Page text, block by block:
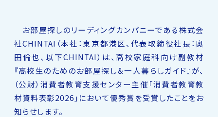
お部屋探しのリーディングカンパニーである株式会
社CHINTAI（本社：東京都港区、代表取締役社長：奥
田倫也、以下CHINTAI）は、高校家庭科向け副教材
『高校生のためのお部屋探し＆一人暮らしガイド』が、
（公財）消費者教育支援センター主催「消費者教育教
材資料表彰2026」において優秀賞を受賞したことをお
知らせします。